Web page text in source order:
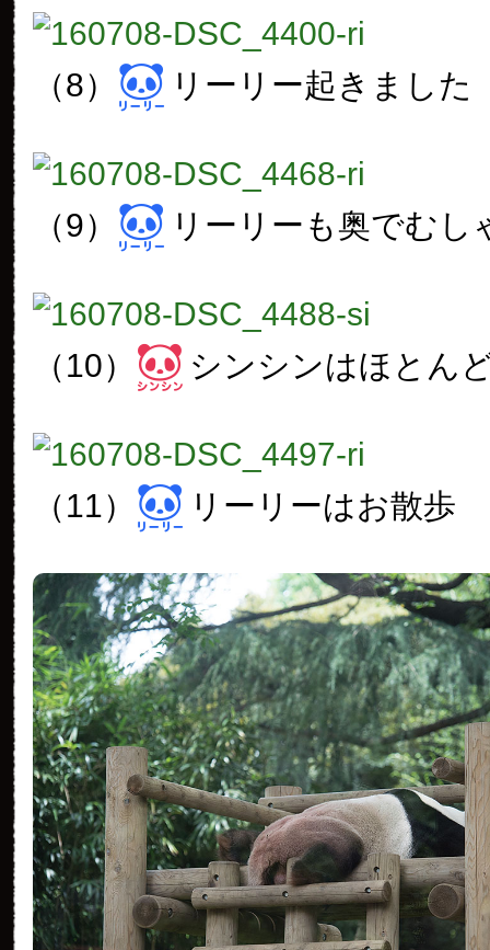
（8） リーリー起きました
（9） リーリーも奥でむし
（10） シンシンはほとん
（11） リーリーはお散歩